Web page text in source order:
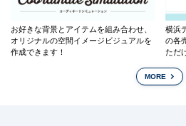
お好きな背景とアイテムを組み合わせ、
オリジナルの空間イメージビジュアルを
作成できます！
横浜
の各
ただ
MORE